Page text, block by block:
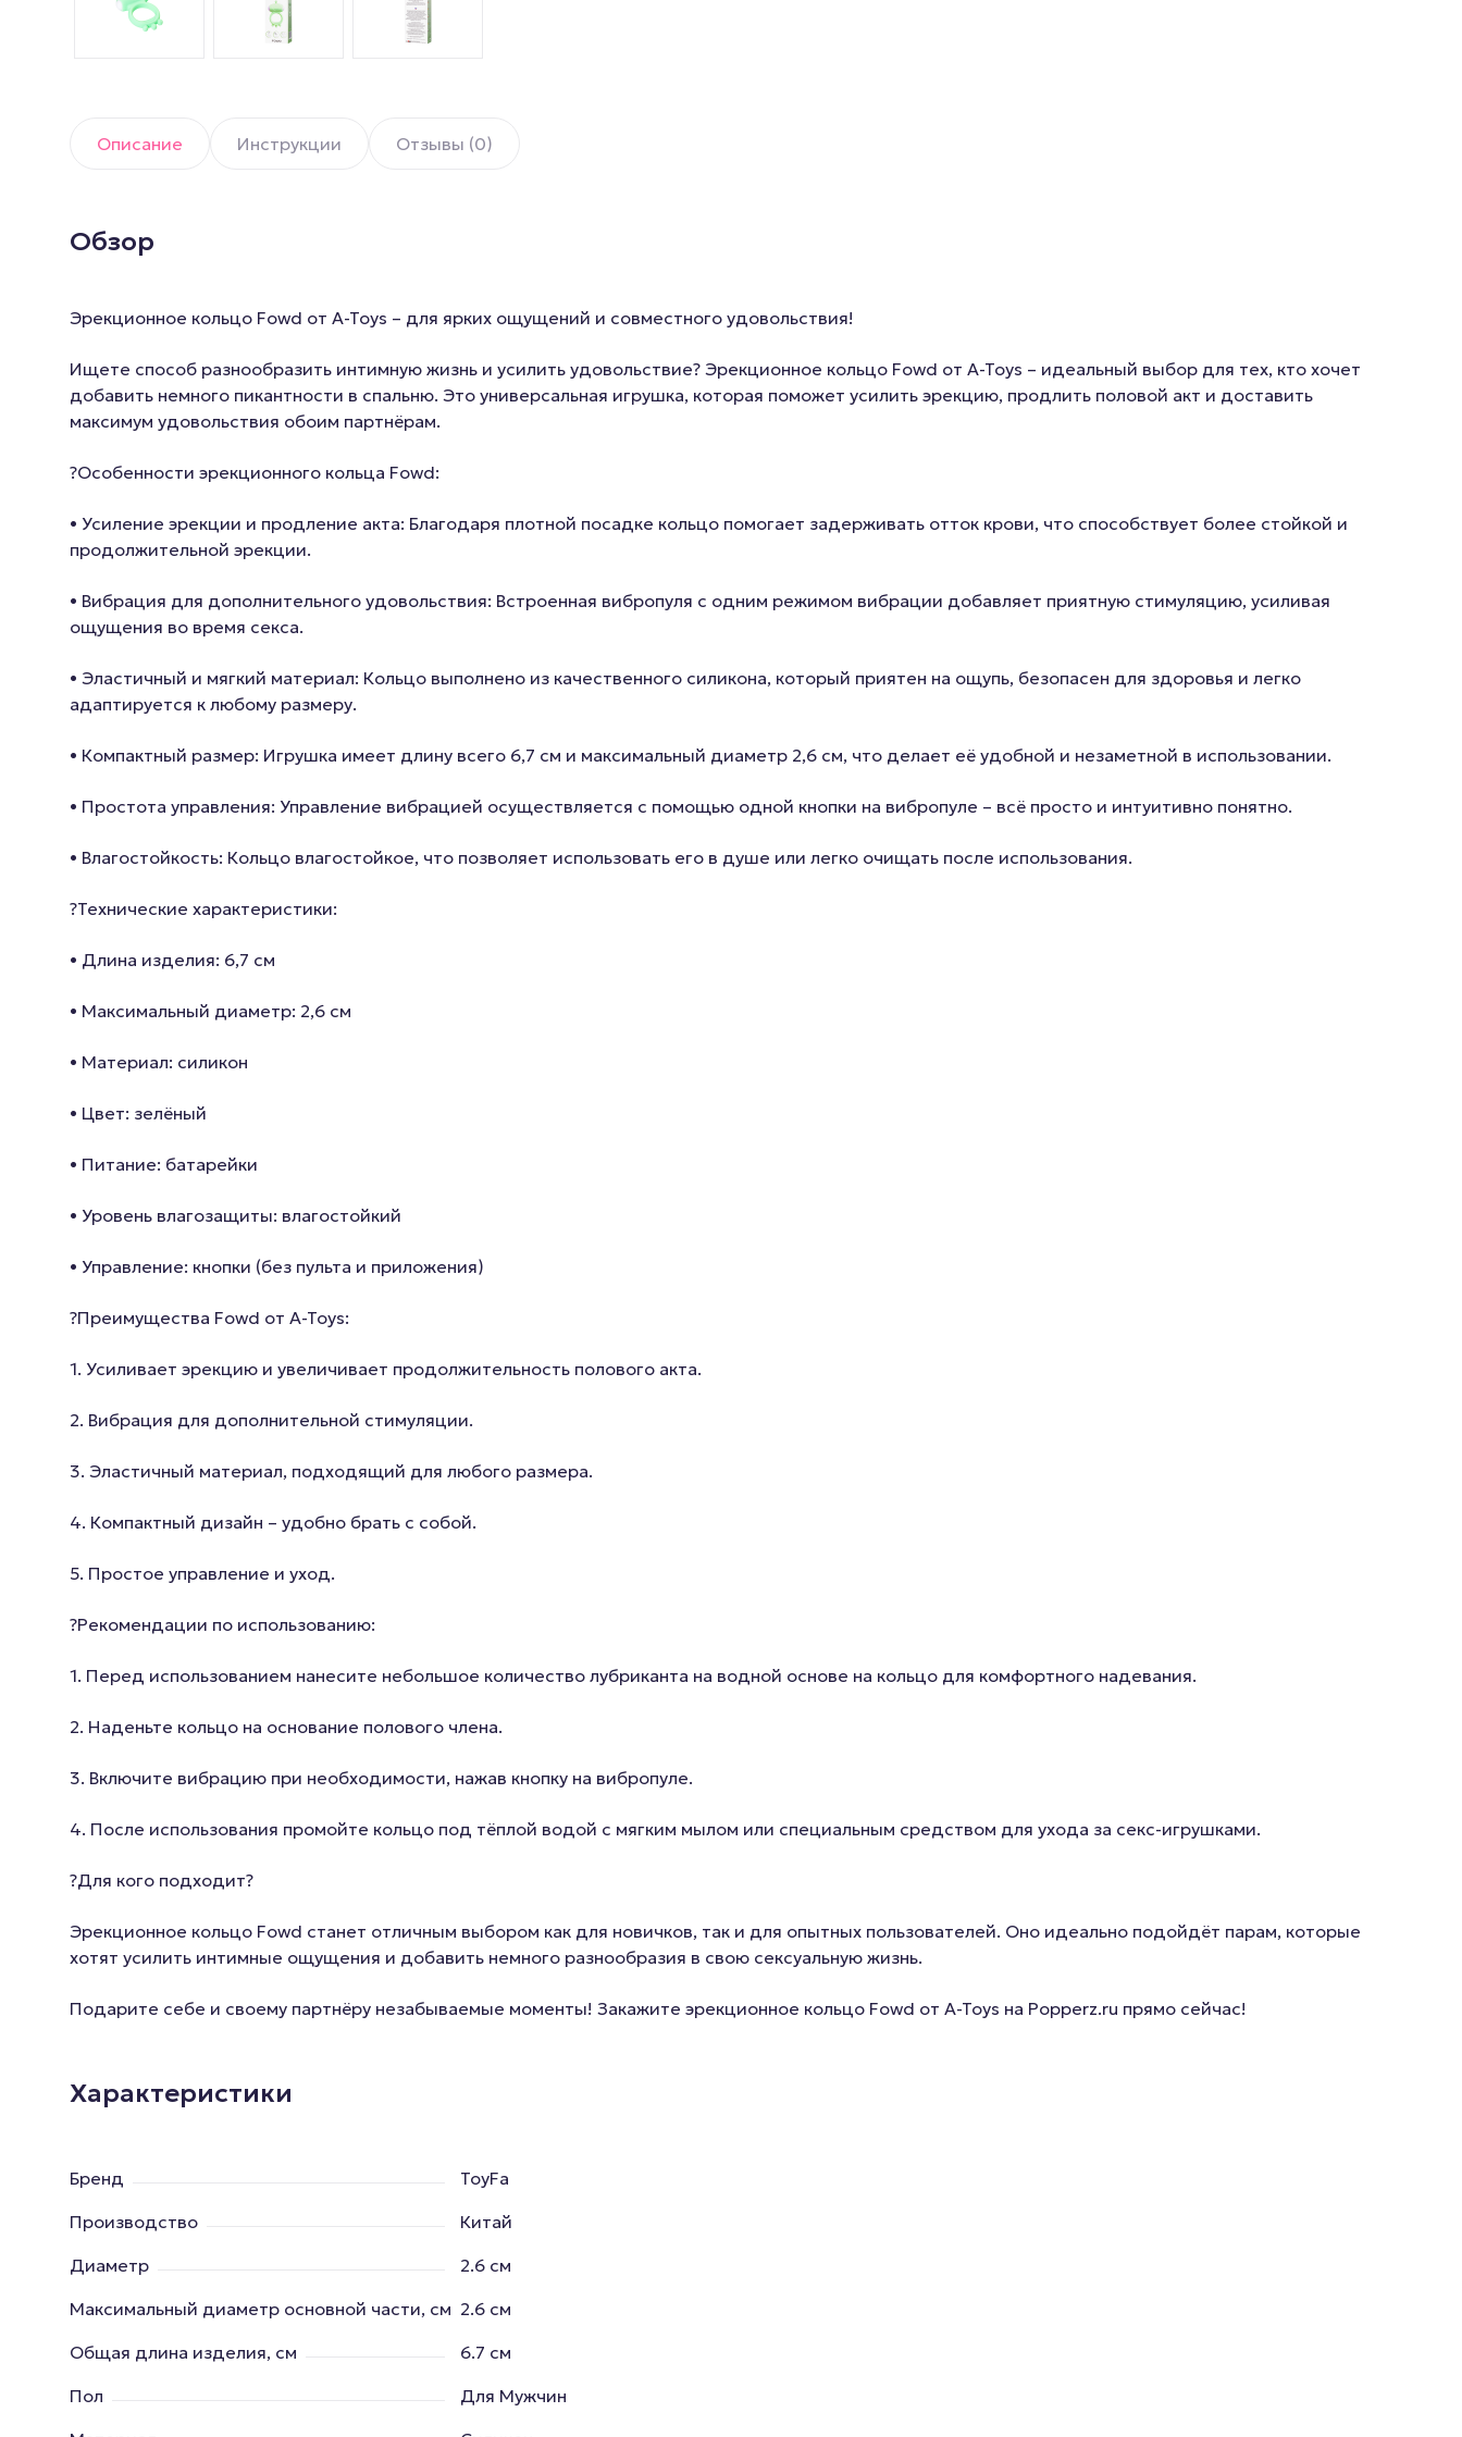
Описание Инструкции Отзывы (0)
Обзор
Эрекционное кольцо Fowd от A-Toys – для ярких ощущений и совместного удовольствия!
Ищете способ разнообразить интимную жизнь и усилить удовольствие? Эрекционное кольцо Fowd от A-Toys – идеальный выбор для тех, кто хочет
добавить немного пикантности в спальню. Это универсальная игрушка, которая поможет усилить эрекцию, продлить половой акт и доставить
максимум удовольствия обоим партнёрам.
?Особенности эрекционного кольца Fowd:
• Усиление эрекции и продление акта: Благодаря плотной посадке кольцо помогает задерживать отток крови, что способствует более стойкой и
продолжительной эрекции.
• Вибрация для дополнительного удовольствия: Встроенная вибропуля с одним режимом вибрации добавляет приятную стимуляцию, усиливая
ощущения во время секса.
• Эластичный и мягкий материал: Кольцо выполнено из качественного силикона, который приятен на ощупь, безопасен для здоровья и легко
адаптируется к любому размеру.
• Компактный размер: Игрушка имеет длину всего 6,7 см и максимальный диаметр 2,6 см, что делает её удобной и незаметной в использовании.
• Простота управления: Управление вибрацией осуществляется с помощью одной кнопки на вибропуле – всё просто и интуитивно понятно.
• Влагостойкость: Кольцо влагостойкое, что позволяет использовать его в душе или легко очищать после использования.
?Технические характеристики:
• Длина изделия: 6,7 см
• Максимальный диаметр: 2,6 см
• Материал: силикон
• Цвет: зелёный
• Питание: батарейки
• Уровень влагозащиты: влагостойкий
• Управление: кнопки (без пульта и приложения)
?Преимущества Fowd от A-Toys:
1. Усиливает эрекцию и увеличивает продолжительность полового акта.
2. Вибрация для дополнительной стимуляции.
3. Эластичный материал, подходящий для любого размера.
4. Компактный дизайн – удобно брать с собой.
5. Простое управление и уход.
?Рекомендации по использованию:
1. Перед использованием нанесите небольшое количество лубриканта на водной основе на кольцо для комфортного надевания.
2. Наденьте кольцо на основание полового члена.
3. Включите вибрацию при необходимости, нажав кнопку на вибропуле.
4. После использования промойте кольцо под тёплой водой с мягким мылом или специальным средством для ухода за секс-игрушками.
?Для кого подходит?
Эрекционное кольцо Fowd станет отличным выбором как для новичков, так и для опытных пользователей. Оно идеально подойдёт парам, которые
хотят усилить интимные ощущения и добавить немного разнообразия в свою сексуальную жизнь.
Подарите себе и своему партнёру незабываемые моменты! Закажите эрекционное кольцо Fowd от A-Toys на Popperz.ru прямо сейчас!
Характеристики
Бренд
ToyFa
Производство
Китай
Диаметр
2.6 см
Максимальный диаметр основной части, см 2.6 см
Общая длина изделия, см
6.7 см
Пол
Для Мужчин